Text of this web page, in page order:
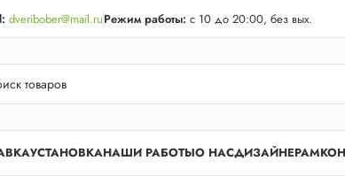
Акция для жителей Лен. области! Бесплатная
dveribober@mail.ruРежим работы: с 10 до 20:00, без вых.
УСТАНОВКАНАШИ РАБОТЫО НАСДИЗАЙНЕРАМ